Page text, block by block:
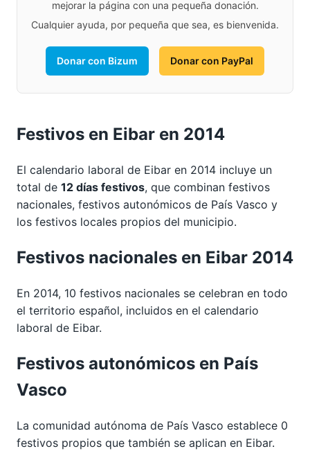
mejorar la página con una pequeña donación.
Cualquier ayuda, por pequeña que sea, es bienvenida.
Donar con Bizum Donar con PayPal
Festivos en Eibar en 2014
El calendario laboral de Eibar en 2014 incluye un
total de 12 días festivos, que combinan festivos
nacionales, festivos autonómicos de País Vasco y
los festivos locales propios del municipio.
Festivos nacionales en Eibar 2014
En 2014, 10 festivos nacionales se celebran en todo
el territorio español, incluidos en el calendario
laboral de Eibar.
Festivos autonómicos en País
Vasco
La comunidad autónoma de País Vasco establece 0
festivos propios que también se aplican en Eibar.